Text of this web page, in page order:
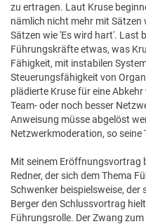
zu ertragen. Laut Kruse
nämlich nicht mehr mit Sätzen
Sätzen wie 'Es wird hart'. Last
Führungskräfte etwas, was
Fähigkeit, mit instabilen
Steuerungsfähigkeit von
plädierte Kruse für eine
Team- oder noch besser
Anweisung müsse abgelöst
Netzwerkmoderation, so seine
Mit seinem Eröffnungsvortrag
Redner, der sich dem Thema
Schwenker beispielsweise,
Berger den Schlussvortrag
Führungsrolle. Der Zwang